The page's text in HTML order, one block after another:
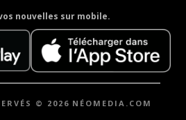
nouvelles sur mobile.
© 2026 NÉOMEDIA.COM